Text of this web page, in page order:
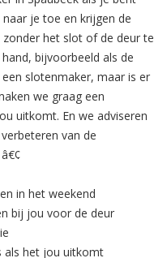
je toe en krijgen de
het slot of de deur te
bijvoorbeeld als de
slotenmaker, maar is er
we graag een
uitkomt. En we adviseren
van de
in het weekend
bij jou voor de deur
als het jou uitkomt